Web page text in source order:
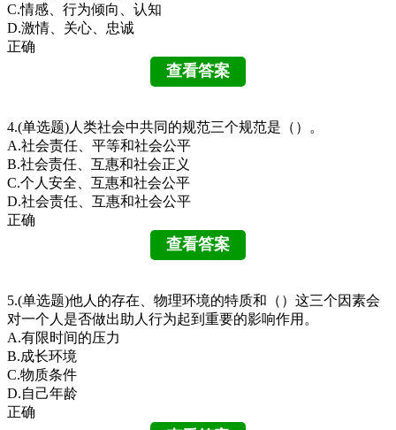
C.情感、行为倾向、认知
D.激情、关心、忠诚
正确
4.(单选题)人类社会中共同的规范三个规范是（）。
A.社会责任、平等和社会公平
B.社会责任、互惠和社会正义
C.个人安全、互惠和社会公平
D.社会责任、互惠和社会公平
正确
5.(单选题)他人的存在、物理环境的特质和（）这三个因素会
对一个人是否做出助人行为起到重要的影响作用。
A.有限时间的压力
B.成长环境
C.物质条件
D.自己年龄
正确